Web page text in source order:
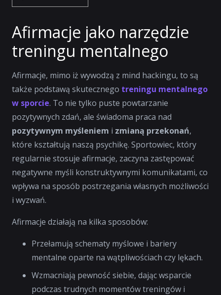
Afirmacje jako narzędzie
treningu mentalnego
Afirmacje, mimo iż wywodzą z mind hackingu, to są
także podstawą skutecznego treningu mentalnego
w sporcie. To nie tylko puste powtarzanie
pozytywnych zdań, ale świadoma praca nad
pozytywnym myśleniem i zmianą przekonań,
które kształtują naszą psychikę. Sportowiec, który
regularnie stosuje afirmacje, zaczyna zastępować
negatywne myśli konstruktywnymi komunikatami, co
wpływa na sposób postrzegania własnych możliwości
i wyzwań.
Afirmacje działają na kilka sposobów:
Przełamują schematy myślowe i bariery
mentalne oparte na wątpliwościach czy lękach.
Wzmacniają pewność siebie, dając wsparcie
podczas trudnych momentów treningów i